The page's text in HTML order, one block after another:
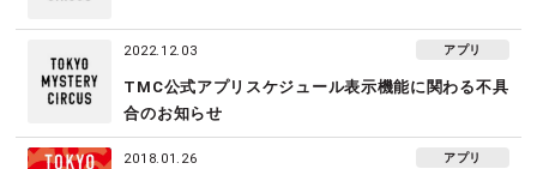
2022.12.03 アプリ
TMC公式アプリスケジュール表示機能に関わる不具
合のお知らせ
2018.01.26 アプリ